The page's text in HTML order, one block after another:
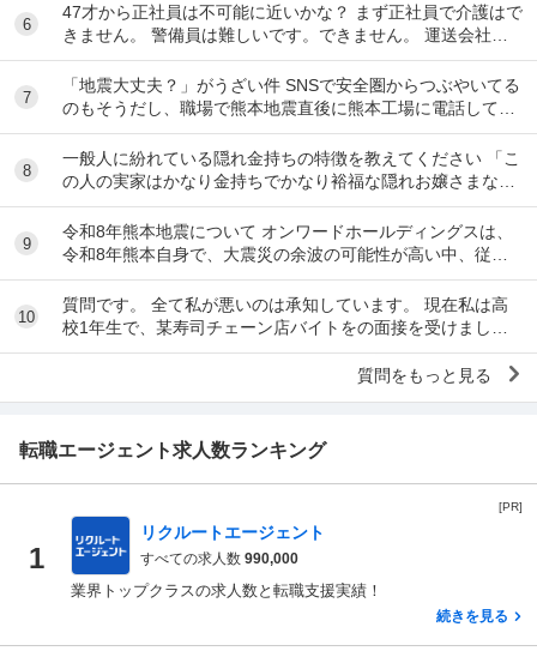
6
47才から正社員は不可能に近いかな？ まず正社員で介護はで
きません。 警備員は難しいです。できません。 運送会社の
運転手は無理です。できません 過去にうつ...
7
「地震大丈夫？」がうざい件 SNSで安全圏からつぶやいてる
のもそうだし、職場で熊本地震直後に熊本工場に電話して
「うるさい！今それどころじゃないんだよ！」...
8
一般人に紛れている隠れ金持ちの特徴を教えてください 「こ
の人の実家はかなり金持ちでかなり裕福な隠れお嬢さまなん
だな」とわかる特徴を教えてください 私の...
9
令和8年熊本地震について オンワードホールディングスは、
令和8年熊本自身で、大震災の余波の可能性が高い中、従業
員に売上金の確保（金庫への預け入れ）を優先さ...
10
質問です。 全て私が悪いのは承知しています。 現在私は高
校1年生で、某寿司チェーン店バイトをの面接を受けまし
た。面接をし、その場で採用をもらいました。そし...
質問をもっと見る
転職エージェント求人数ランキング
[PR]
1
リクルートエージェント
すべての求人数 990,000
業界トップクラスの求人数と転職支援実績！
続きを見る